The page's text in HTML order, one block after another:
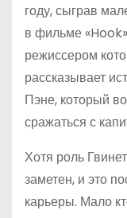
году, сыграв
в фильме
режиссером
рассказывает
Пэне, который
сражаться с
Хотя роль
заметен, и это
карьеры. Мало